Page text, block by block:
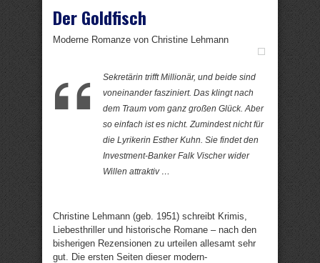
Der Goldfisch
Moderne Romanze von Christine Lehmann
Sekretärin trifft Millionär, und beide sind
voneinander fasziniert. Das klingt nach
dem Traum vom ganz großen Glück. Aber
so einfach ist es nicht. Zumindest nicht für
die Lyrikerin Esther Kuhn. Sie findet den
Investment-Banker Falk Vischer wider
Willen attraktiv …
Christine Lehmann (geb. 1951) schreibt Krimis,
Liebesthriller und historische Romane – nach den
bisherigen Rezensionen zu urteilen allesamt sehr
gut. Die ersten Seiten dieser modern-